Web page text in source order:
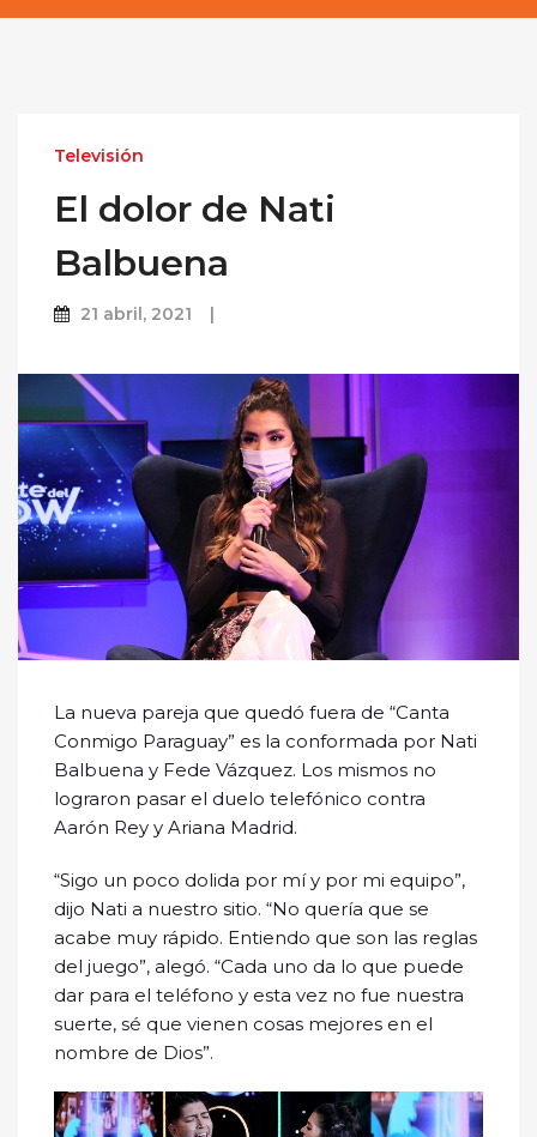
Televisión
El dolor de Nati
Balbuena
21 abril, 2021
La nueva pareja que quedó fuera de “Canta
Conmigo Paraguay” es la conformada por Nati
Balbuena y Fede Vázquez. Los mismos no
lograron pasar el duelo telefónico contra
Aarón Rey y Ariana Madrid.
“Sigo un poco dolida por mí y por mi equipo”,
dijo Nati a nuestro sitio. “No quería que se
acabe muy rápido. Entiendo que son las reglas
del juego”, alegó. “Cada uno da lo que puede
dar para el teléfono y esta vez no fue nuestra
suerte, sé que vienen cosas mejores en el
nombre de Dios”.